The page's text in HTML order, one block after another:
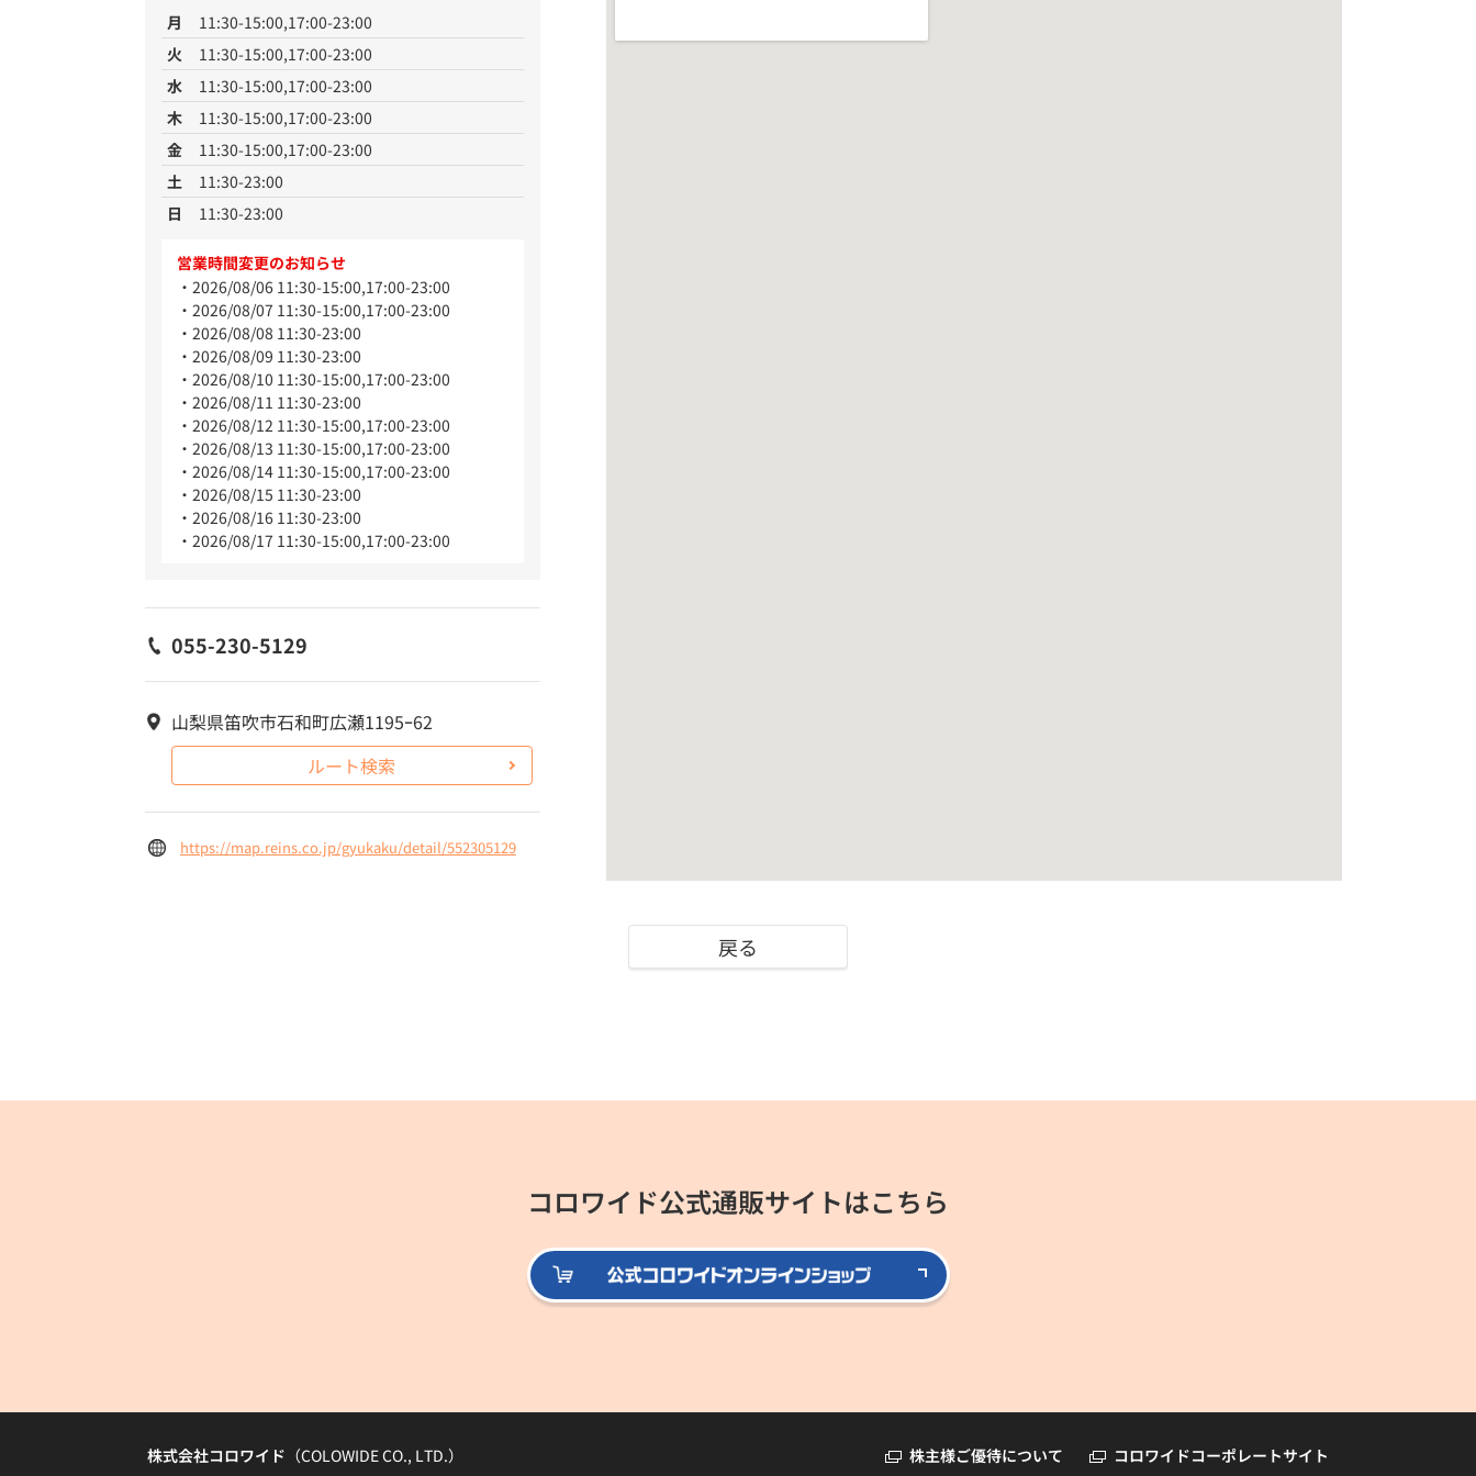
月
11:30-15:00,17:00-23:00
火
11:30-15:00,17:00-23:00
水
11:30-15:00,17:00-23:00
木
11:30-15:00,17:00-23:00
金
11:30-15:00,17:00-23:00
土
11:30-23:00
日
11:30-23:00
営業時間変更のお知らせ
2026/08/06 11:30-15:00,17:00-23:00
2026/08/07 11:30-15:00,17:00-23:00
2026/08/08 11:30-23:00
2026/08/09 11:30-23:00
2026/08/10 11:30-15:00,17:00-23:00
2026/08/11 11:30-23:00
2026/08/12 11:30-15:00,17:00-23:00
2026/08/13 11:30-15:00,17:00-23:00
2026/08/14 11:30-15:00,17:00-23:00
2026/08/15 11:30-23:00
2026/08/16 11:30-23:00
2026/08/17 11:30-15:00,17:00-23:00
055-230-5129
山梨県笛吹市石和町広瀬1195ｰ62
ルート検索
https://map.reins.co.jp/gyukaku/detail/552305129
戻る
コロワイド公式通販サイトはこちら
公式コロワイドオンラインショップ
株主様ご優待について コロワイドコーポレートサイト
株式会社コロワイド （COLOWIDE CO., LTD.）